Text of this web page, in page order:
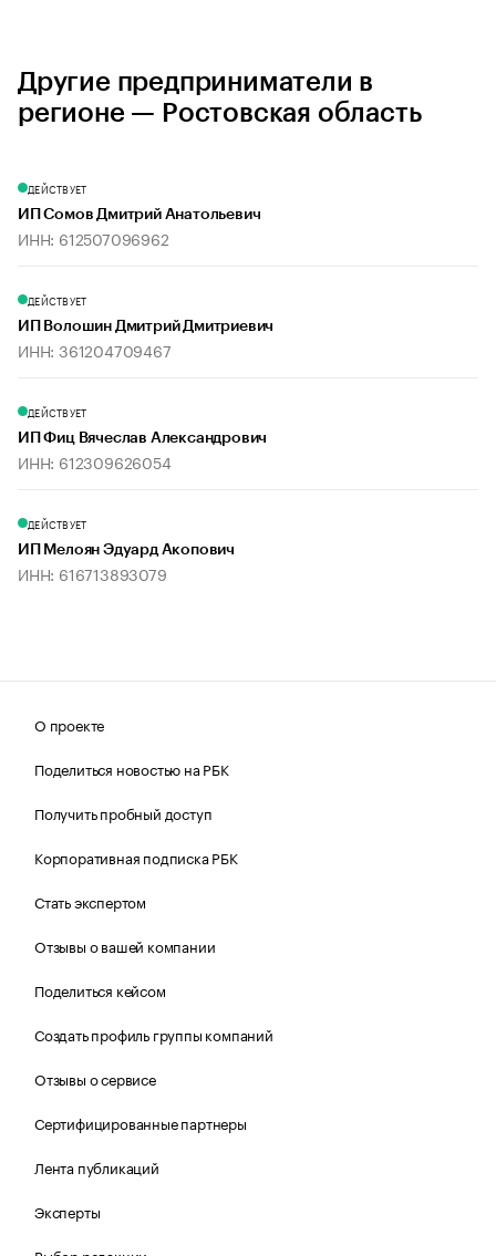
Другие предприниматели в
регионе — Ростовская область
ДЕЙСТВУЕТ
ИП Сомов Дмитрий Анатольевич
ИНН: 612507096962
ДЕЙСТВУЕТ
ИП Волошин Дмитрий Дмитриевич
ИНН: 361204709467
ДЕЙСТВУЕТ
ИП Фиц Вячеслав Александрович
ИНН: 612309626054
ДЕЙСТВУЕТ
ИП Мелоян Эдуард Акопович
ИНН: 616713893079
О проекте
Поделиться новостью на РБК
Получить пробный доступ
Корпоративная подписка РБК
Стать экспертом
Отзывы о вашей компании
Поделиться кейсом
Создать профиль группы компаний
Отзывы о сервисе
Сертифицированные партнеры
Лента публикаций
Эксперты